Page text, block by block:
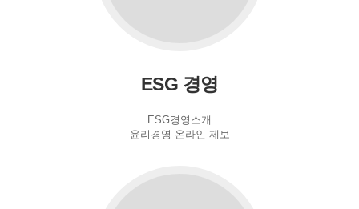
ESG 경영
ESG경영소개
윤리경영 온라인 제보